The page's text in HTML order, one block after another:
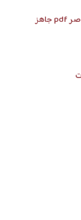
تقرير عن الانفجار السكاني بالعناصر pdf جاهز